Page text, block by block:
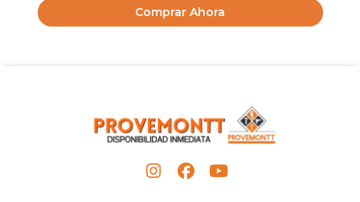
Comprar Ahora